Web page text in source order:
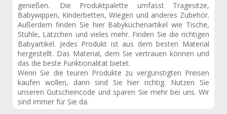
genießen. Die Produktpalette umfasst Tragesitze,
Babywippen, Kinderbetten, Wiegen und anderes Zubehör.
Außerdem finden Sie hier Babyküchenartikel wie Tische,
Stühle, Lätzchen und vieles mehr. Finden Sie die richtigen
Babyartikel. Jedes Produkt ist aus dem besten Material
hergestellt. Das Material, dem Sie vertrauen können und
das die beste Funktionalität bietet.
Wenn Sie die teuren Produkte zu vergünstigten Preisen
kaufen wollen, dann sind Sie hier richtig. Nutzen Sie
unseren Gutscheincode und sparen Sie mehr bei uns. Wir
sind immer für Sie da.